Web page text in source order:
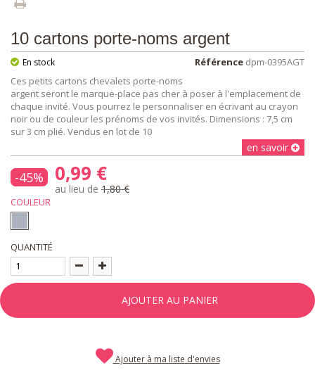
10 cartons porte-noms argent
Référence dpm-0395AGT
En stock
Ces petits cartons chevalets porte-noms
argent seront le marque-place pas cher à poser à l'emplacement de
chaque invité. Vous pourrez le personnaliser en écrivant au crayon
noir ou de couleur les prénoms de vos invités. Dimensions : 7,5 cm
sur 3 cm plié. Vendus en lot de 10
en savoir
-45% 0,99 €
au lieu de 1,80 €
QUANTITÉ
AJOUTER AU PANIER
Ajouter à ma liste d'envies